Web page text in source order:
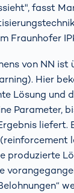
fasst
Fraunhofer
von NN ist
Hier
Lösung und
Parameter,
liefert.
produzierte